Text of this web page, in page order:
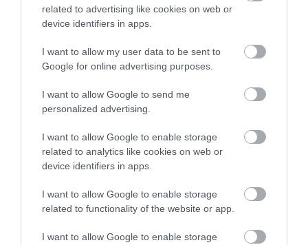
related to advertising like cookies on web or
device identifiers in apps.
I want to allow my user data to be sent to
Google for online advertising purposes.
I want to allow Google to send me
personalized advertising.
I want to allow Google to enable storage
related to analytics like cookies on web or
device identifiers in apps.
I want to allow Google to enable storage
related to functionality of the website or app.
I want to allow Google to enable storage
με τον γιατρό του.
ΔΗΜΟΦΙΛΗ